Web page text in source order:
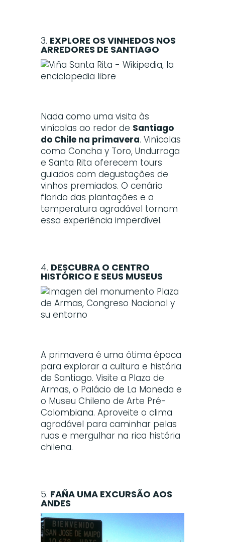
3. EXPLORE OS VINHEDOS NOS
ARREDORES DE SANTIAGO
Nada como uma visita às
vinícolas ao redor de Santiago
do Chile na primavera. Vinícolas
como Concha y Toro, Undurraga
e Santa Rita oferecem tours
guiados com degustações de
vinhos premiados. O cenário
florido das plantações e a
temperatura agradável tornam
essa experiência imperdível.
4. DESCUBRA O CENTRO
HISTÓRICO E SEUS MUSEUS
A primavera é uma ótima época
para explorar a cultura e história
de Santiago. Visite a Plaza de
Armas, o Palácio de La Moneda e
o Museu Chileno de Arte Pré-
Colombiana. Aproveite o clima
agradável para caminhar pelas
ruas e mergulhar na rica história
chilena.
5. FAÑA UMA EXCURSÃO AOS
ANDES